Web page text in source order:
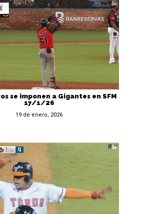
se imponen a Gigantes en SFM
17/1/26
19 de enero, 2026